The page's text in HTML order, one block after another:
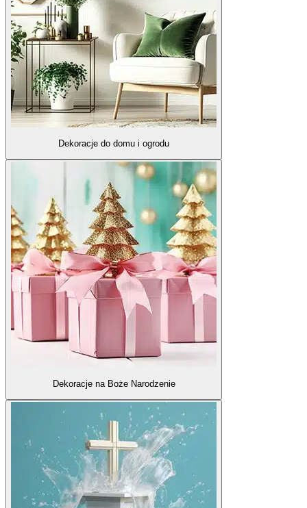
Dekoracje do domu i ogrodu
Dekoracje na Boże Narodzenie